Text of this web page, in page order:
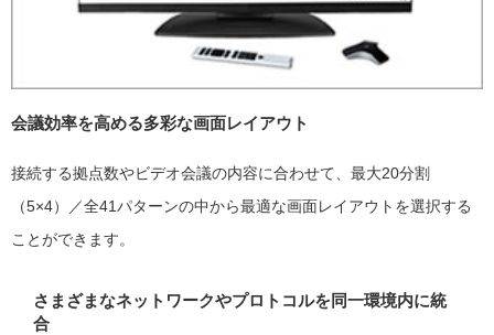
会議効率を高める多彩な画面レイアウト
接続する拠点数やビデオ会議の内容に合わせて、最大20分割
（5×4）／全41パターンの中から最適な画面レイアウトを選択する
ことができます。
さまざまなネットワークやプロトコルを同一環境内に統
合